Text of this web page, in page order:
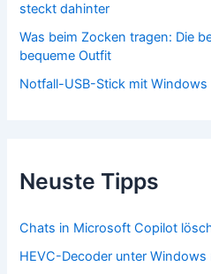
steckt dahinter
Was beim Zocken tragen: Die
bequeme Outfit
Notfall-USB-Stick mit Windows
Neuste Tipps
Chats in Microsoft Copilot
HEVC-Decoder unter Windows